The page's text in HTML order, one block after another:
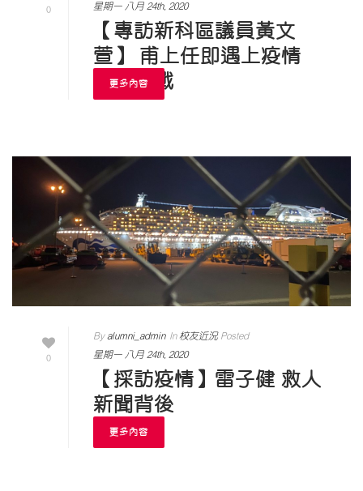
0 星期一 八月 24th, 2020
【專訪新科區議員黃文
萱】 甫上任即遇上疫情
沉著應戰
更多內容
0
Byalumni_admin In校友近況Posted
星期一 八月 24th, 2020
【採訪疫情】雷子健 救人
新聞背後
更多內容